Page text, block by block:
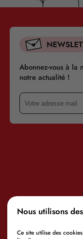
Abonnez-vous à
notre actualité !
Nous utilisons
Ce site utilise des